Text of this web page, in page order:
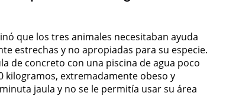
que los tres animales necesitaban ayuda
estrechas y no apropiadas para su especie.
de concreto con una piscina de agua poco
kilogramos, extremadamente obeso y
jaula y no se le permitía usar su área